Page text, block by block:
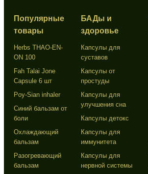
Популярные
товары
Herbs THAO-EN-
ON 100
Fah Talai Jone
Capsule 6 шт
Poy-Sian inhaler
Синий бальзам от
боли
Охлаждающий
бальзам
Разогревающий
бальзам
БАДы и
здоровье
Капсулы для
суставов
Капсулы от
простуды
Капсулы для
улучшения сна
Капсулы детокс
Капсулы для
иммунитета
Капсулы для
нервной системы